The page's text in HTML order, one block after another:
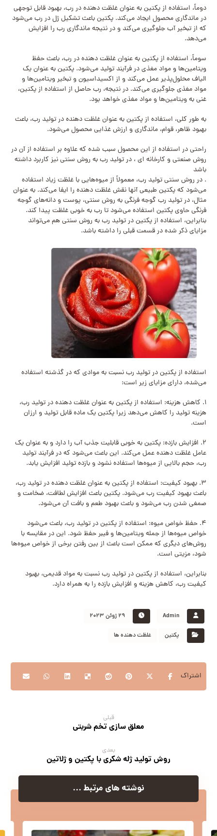
دوماً، استفاده از پکتین به عنوان غلظت دهنده در رب، بهبود قابل توجهی
در ماندگاری محصول ایجاد می‌کند. پکتین باعث تشکیل ژل در رب می‌شود
که از تبخیر آب جلوگیری می‌کند و در نتیجه ماندگاری رب را افزایش
می‌دهد.
سوماً، استفاده از پکتین به عنوان غلظت دهنده در رب، باعث حفظ
ویتامین‌ها و مواد مغذی در فرآیند تولید می‌شود. پکتین به عنوان یک
الیاف محلول‌پذیر عمل می‌کند و از اکسیداسیون و تبخیر ویتامین‌ها و
مواد مغذی جلوگیری می‌کند. در نتیجه، رب حاصل از استفاده از پکتین،
غنی به ویتامین‌ها و مواد مغذی خواهد بود.
به طور کلی، استفاده از پکتین به عنوان غلظت دهنده در تولید رب، باعث
بهبود ظاهر، قوام، ماندگاری و ارزش غذایی محصول می‌شود.
راحتی در استفاده از این محصول سبب شده که علاوه بر استفاده از آن در
روش صنعتی و کارخانه ای ، در تولید رب به روش سنتی نیز کاربرد داشته
باشد
. در روش سنتی تولید رب، معمولاً از میوه‌هایی با غلظت زیاد استفاده
می‌شود که پکتین طبیعی آنها نقش غلظت دهنده را ایفا می‌کند. به عنوان
مثال، در تولید رب گوجه فرنگی به روش سنتی، پوست و دانه‌های گوجه
فرنگی حاوی پکتین استفاده می‌شود تا رب به خوبی غلظت پیدا کند.
بنابراین، استفاده از پکتین در تولید رب به روش سنتی هم می‌تواند
مزایای ذکر شده در قسمت قبلی را داشته باشد.
استفاده از پکتین در تولید رب نسبت به موادی که در گذشته استفاده
می‌شده، دارای مزایای زیر است:
۱. کاهش هزینه: استفاده از پکتین به عنوان غلظت دهنده در تولید رب،
هزینه تولید را کاهش می‌دهد زیرا پکتین یک ماده قابل تولید و ارزان
است.
۲. افزایش بازده: پکتین به خوبی قابلیت جذب آب را دارد و به عنوان یک
عامل غلظت دهنده عمل می‌کند. این باعث می‌شود که در فرآیند تولید
رب، حجم بالایی از میوه‌ها استفاده نشود و بازده تولید افزایش یابد.
۳. بهبود کیفیت: استفاده از پکتین به عنوان غلظت دهنده در تولید رب،
باعث بهبود کیفیت رب می‌شود. پکتین باعث افزایش لطافت، ضخامت و
صمغی شدن رب می‌شود و باعث بهبود طعم و بافت آن می‌شود.
۴. حفظ خواص میوه: استفاده از پکتین در تولید رب، باعث می‌شود
خواص میوه‌ها از جمله ویتامین‌ها و فیبر حفظ شود. این در مقایسه با
روش‌های دیگری که ممکن است باعث از بین رفتن برخی از خواص میوه‌ها
شود، مزیتی است.
بنابراین، استفاده از پکتین در تولید رب نسبت به مواد قدیمی، بهبود
کیفیت رب، کاهش هزینه و افزایش بازده را به همراه دارد.
Admin ۲۹ ژوئن ۲۰۲۳
پکتین غلظت دهنده ها
قبلی
معلق سازی تخم شربتی
بعدی
روش تولید ژله شکری با پکتین و ژلاتین
نوشته های مرتبط ...